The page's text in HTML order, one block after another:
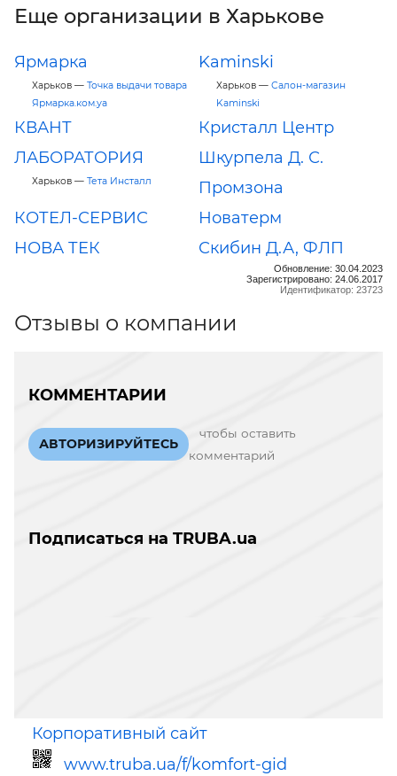
Еще организации в Харькове
Ярмарка
Харьков — Точка выдачи товара
Ярмарка.ком.уа
Kaminski
Харьков — Салон-магазин
Kaminski
КВАНТ
ЛАБОРАТОРИЯ
Харьков — Тета Инсталл
Кристалл Центр
Шкурпела Д. С.
Промзона
КОТЕЛ-СЕРВИС
Новатерм
НОВА ТЕК
Скибин Д.А, ФЛП
Обновление: 30.04.2023
Зарегистрировано: 24.06.2017
Идентификатор: 23723
Отзывы о компании
КОММЕНТАРИИ
АВТОРИЗИРУЙТЕСЬ
чтобы оставить
комментарий
Подписаться на TRUBA.ua
Корпоративный сайт
www.truba.ua/f/komfort-gid